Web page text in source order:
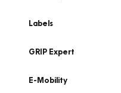
Labels
GRIP Expert
E-Mobility